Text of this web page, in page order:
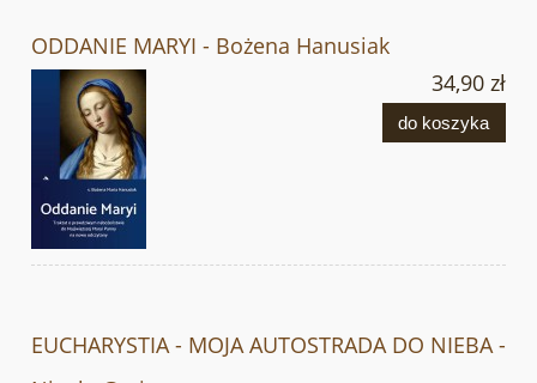
ODDANIE MARYI - Bożena Hanusiak
34,90 zł
do koszyka
EUCHARYSTIA - MOJA AUTOSTRADA DO NIEBA -